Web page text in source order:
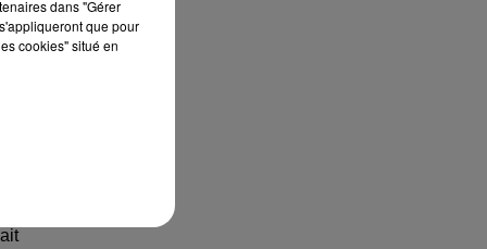
dans "Gérer
que pour
cookies" situé en